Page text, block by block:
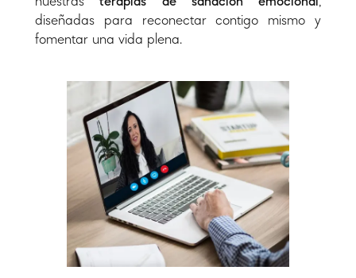
diseñadas para reconectar contigo mismo y
fomentar una vida plena.